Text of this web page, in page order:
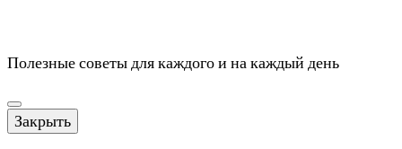
Полезные советы для каждого и на каждый день
Закрыть